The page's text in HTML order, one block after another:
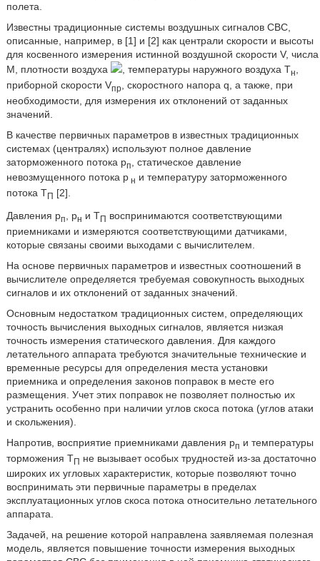
полета.
Известны традиционные системы воздушных сигналов СВС,
описанные, например, в [1] и [2] как централи скорости и высоты
для косвенного измерения истинной воздушной скорости V, числа
M, плотности воздуха
, температуры наружного воздуха Tн
приборной скорости Vпр
, скоростного напора q, а также, при
необходимости, для измерения их отклонений от заданных
значений.
В качестве первичных параметров в известных традиционных
системах (централях) используют полное давление
заторможенного потока pп
, статическое давление
невозмущенного потока pн и температуру заторможенного
потока TП [2].
Давления pп , pн и TП воспринимаются соответствующими
приемниками и измеряются соответствующими датчиками,
которые связаны своими выходами с вычислителем.
На основе первичных параметров и известных соотношений в
вычислителе определяется требуемая совокупность выходных
сигналов и их отклонений от заданных значений.
Основным недостатком традиционных систем, определяющих
точность вычисления выходных сигналов, является низкая
точность измерения статического давления. Для каждого
летательного аппарата требуются значительные технические и
временные ресурсы для определения места установки
приемника и определения законов поправок в месте его
размещения. Учет этих поправок не позволяет полностью их
устранить особенно при наличии углов скоса потока (углов атаки
и скольжения).
Напротив, восприятие приемниками давления pп и температуры
торможения TП не вызывает особых трудностей из-за достаточно
широких их угловых характеристик, которые позволяют точно
воспринимать эти первичные параметры в пределах
эксплуатационных углов скоса потока относительно летательного
аппарата.
Задачей, на решение которой направлена заявляемая полезная
модель, является повышение точности измерения выходных